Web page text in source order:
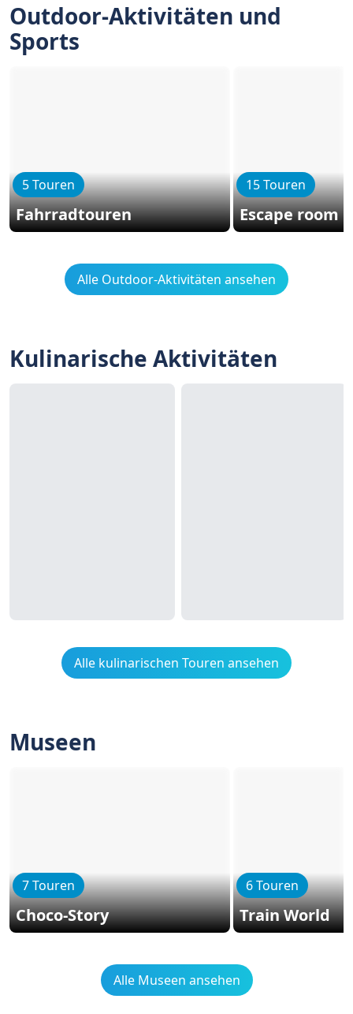
Outdoor-Aktivitäten und
Sports
5 Touren
Fahrradtouren
15 Touren
Escape room
Alle Outdoor-Aktivitäten ansehen
Kulinarische Aktivitäten
Alle kulinarischen Touren ansehen
Museen
7 Touren
Choco-Story
6 Touren
Train World
Alle Museen ansehen